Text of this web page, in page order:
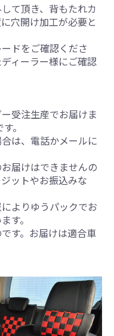
て頂き、背もたれカ
穴開け加工が必要と
ドをご確認くださ
ィーラー様にご確認
受注生産でお届けま
。
は、電話かメールに
届けはできませんの
ットやお振込みな
よりゆうパックでお
す。
す。お届けは適合車